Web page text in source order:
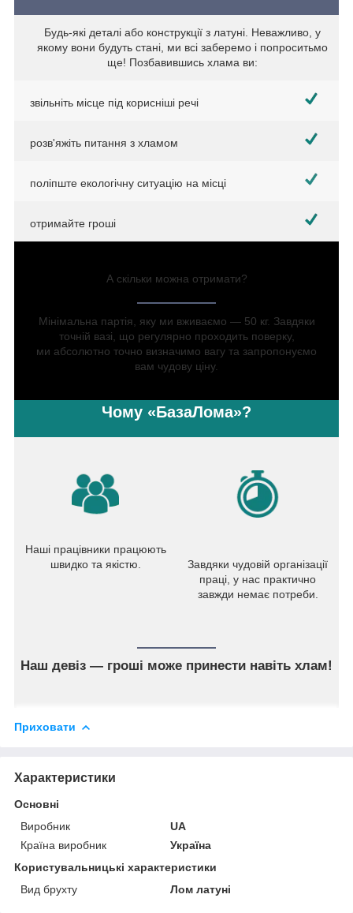
Будь-які деталі або конструкції з латуні. Неважливо, у
якому вони будуть стані, ми всі заберемо і попроситьмо
ще! Позбавившись хлама ви:
звільніть місце під корисніші речі
розв'яжіть питання з хламом
поліпште екологічну ситуацію на місці
отримайте гроші
А скільки можна отримати?
Мінімальна партія, яку ми вживаємо — 50 кг. Завдяки
точній вазі, що регулярно проходить поверку,
ми абсолютно точно визначимо вагу та запропонуємо
вам чудову ціну.
Чому «БазаЛома»?
Наші працівники працюють
швидко та якістю.
Завдяки чудовій організації
праці, у нас практично
завжди немає потреби.
Наш девіз — гроші може принести навіть хлам!
Приховати
Характеристики
Основні
Виробник
UA
Країна виробник
Україна
Користувальницькі характеристики
Вид брухту
Лом латуні